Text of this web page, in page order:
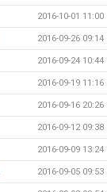
2016-10-01 11:00
2016-09-26 09:14
2016-09-24 10:44
2016-09-19 11:16
2016-09-16 20:26
2016-09-12 09:38
2016-09-09 13:24
2016-09-05 09:53